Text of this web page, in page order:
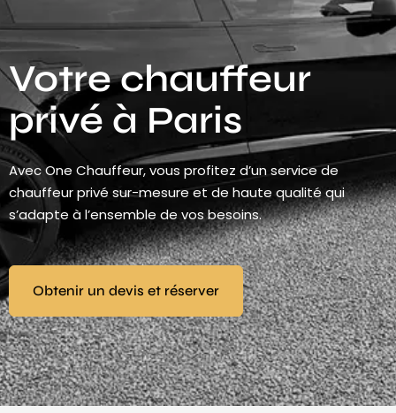
Votre chauffeur
privé à Paris
Avec One Chauffeur, vous profitez d’un service de
chauffeur privé sur-mesure et de haute qualité qui
s’adapte à l’ensemble de vos besoins.
Obtenir un devis et réserver